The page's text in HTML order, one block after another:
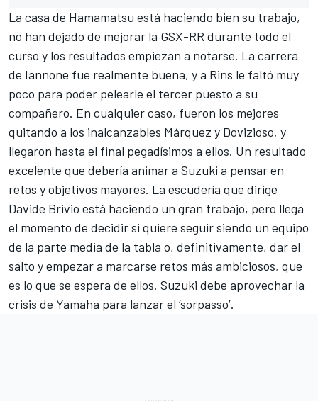
La casa de Hamamatsu está haciendo bien su trabajo,
no han dejado de mejorar la GSX-RR durante todo el
curso y los resultados empiezan a notarse. La carrera
de Iannone fue realmente buena, y a Rins le faltó muy
poco para poder pelearle el tercer puesto a su
compañero. En cualquier caso, fueron los mejores
quitando a los inalcanzables Márquez y Dovizioso, y
llegaron hasta el final pegadísimos a ellos. Un resultado
excelente que debería animar a Suzuki a pensar en
retos y objetivos mayores. La escudería que dirige
Davide Brivio está haciendo un gran trabajo, pero llega
el momento de decidir si quiere seguir siendo un equipo
de la parte media de la tabla o, definitivamente, dar el
salto y empezar a marcarse retos más ambiciosos, que
es lo que se espera de ellos. Suzuki debe aprovechar la
crisis de Yamaha para lanzar el ‘sorpasso’.